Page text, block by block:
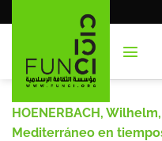
al
HOENERBACH,
Mediterráneo en